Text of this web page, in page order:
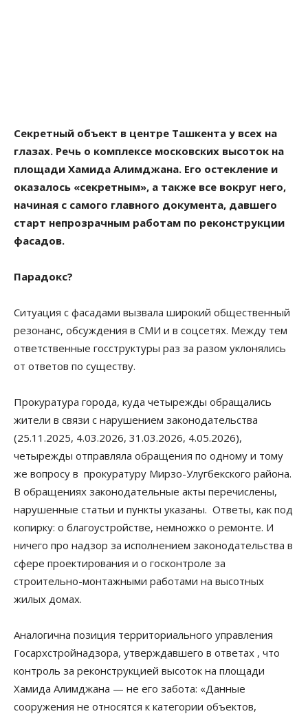
Секретный объект в центре Ташкента у всех на
глазах. Речь о комплексе московских высоток на
площади Хамида Алимджана. Его остекление и
оказалось «секретным», а также все вокруг него,
начиная с самого главного документа, давшего
старт непрозрачным работам по реконструкции
фасадов.
Парадокс?
Ситуация с фасадами вызвала широкий общественный
резонанс, обсуждения в СМИ и в соцсетях. Между тем
ответственные госструктуры раз за разом уклонялись
от ответов по существу.
Прокуратура города, куда четырежды обращались
жители в связи с нарушением законодательства
(25.11.2025, 4.03.2026, 31.03.2026, 4.05.2026),
четырежды отправляла обращения по одному и тому
же вопросу в прокуратуру Мирзо-Улугбекского района.
В обращениях законодательные акты перечислены,
нарушенные статьи и пункты указаны. Ответы, как под
копирку: о благоустройстве, немножко о ремонте. И
ничего про надзор за исполнением законодательства в
сфере проектирования и о госконтроле за
строительно-монтажными работами на высотных
жилых домах.
Аналогична позиция территориального управления
Госархстройнадзора, утверждавшего в ответах , что
контроль за реконструкцией высоток на площади
Хамида Алимджана — не его забота: «Данные
сооружения не относятся к категории объектов,